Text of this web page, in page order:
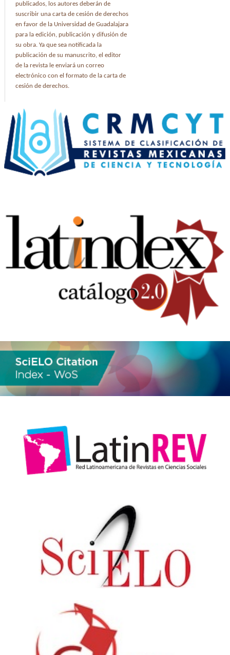
publicados, los autores deberán de
suscribir una carta de cesión de derechos
en favor de la Universidad de Guadalajara
para la edición, publicación y difusión de
su obra. Ya que sea notificada la
publicación de su manuscrito, el editor
de la revista le enviará un correo
electrónico con el formato de la carta de
cesión de derechos.